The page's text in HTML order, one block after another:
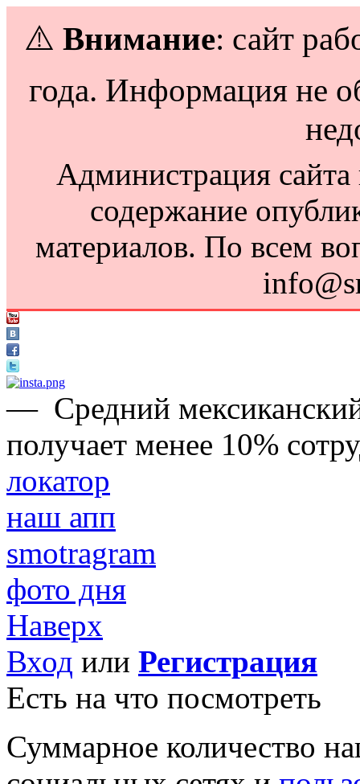
⚠️ Внимание: сайт
года. Информация не
Администрация сайта
содержание
материалов. По всем
— Средний
получает менее 10%
локатор
наш апп
smotragram
фото дня
Наверх
Вход или Регистрация
Есть на что посмотреть
Суммарное количество